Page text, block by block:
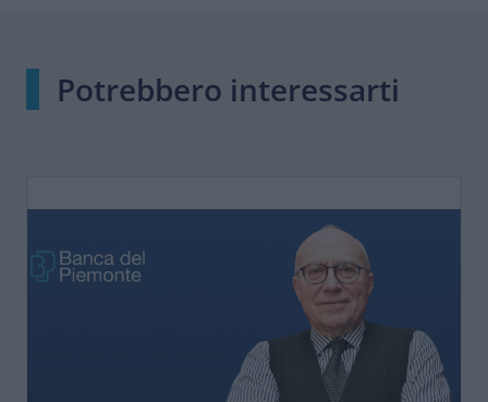
Potrebbero interessarti